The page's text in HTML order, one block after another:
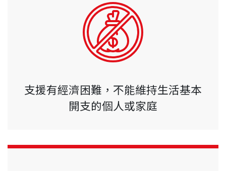
支援有經濟困難，不能維持生活基本
開支的個人或家庭